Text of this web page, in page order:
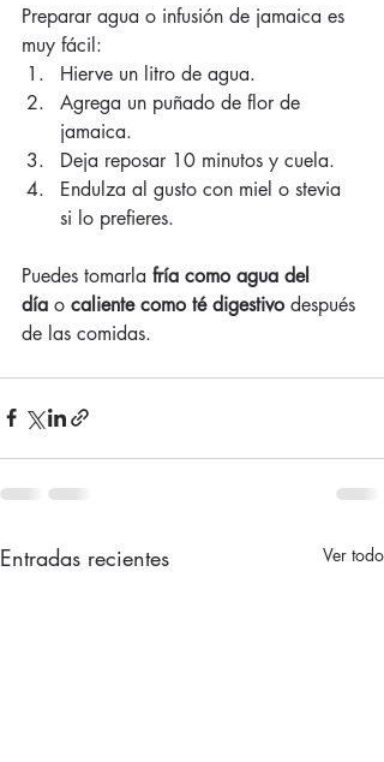
Preparar agua o infusión de jamaica es
muy fácil:
Hierve un litro de agua.
Agrega un puñado de flor de
jamaica.
Deja reposar 10 minutos y cuela.
Endulza al gusto con miel o stevia
si lo prefieres.
Puedes tomarla fría como agua del
día o caliente como té digestivo después
de las comidas.
Entradas recientes Ver todo